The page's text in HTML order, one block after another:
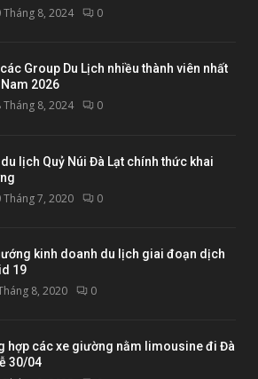
Tháng 8, 2024 0
Group Du Lịch nhiều thành viên nhất
2026
Tháng 8, 2024 0
du lịch Quỷ Núi Đà Lạt chính thức khai
Tháng 7, 2020 0
kinh doanh du lịch giai đoạn dịch
19
8, 2020 0
hợp các xe giường nằm limousine đi Đà
30/04